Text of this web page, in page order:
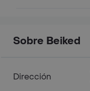
Sobre Beiked
Dirección